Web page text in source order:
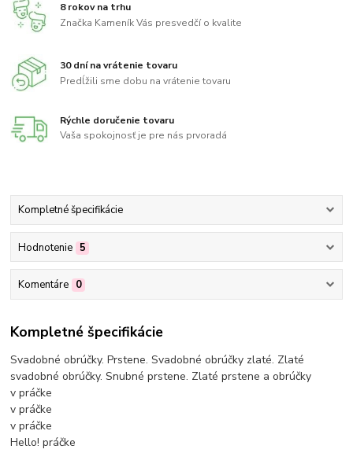
8 rokov na trhu
Značka Kameník Vás presvedčí o kvalite
30 dní na vrátenie tovaru
Predĺžili sme dobu na vrátenie tovaru
Rýchle doručenie tovaru
Vaša spokojnosť je pre nás prvoradá
Kompletné špecifikácie
Hodnotenie 5
Komentáre 0
Kompletné špecifikácie
Svadobné obrúčky. Prstene. Svadobné obrúčky zlaté. Zlaté
svadobné obrúčky. Snubné prstene. Zlaté prstene a obrúčky
v práčke
v práčke
v práčke
Hello!práčke